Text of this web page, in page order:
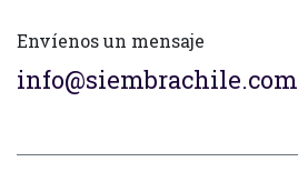
Envíenos un mensaje
info@siembrachile.com